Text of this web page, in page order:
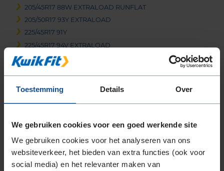
Toestemming Details Over
We gebruiken cookies voor een goed werkende site
We gebruiken cookies voor het analyseren van ons
websiteverkeer, het bieden van extra functies (ook voor
social media) en het relevanter maken van
205/45R17 88W EXTRALOAD RUNFLAT
205/50R17 93Y EXTRALOAD
225/45R17 91Y
225/45R17 94V EXTRALOAD
225/45R17 94Y EXTRALOAD
225/50R17 98Y EXTRALOAD
235/45R17 97Y EXTRALOAD
245/45R17 99Y EXTRALOAD